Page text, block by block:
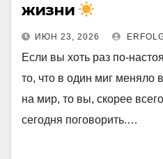
жизни
ИЮН 23, 2026
Если вы хоть раз по-
то, что в один миг меняло
на мир, то вы, скорее
сегодня поговорить.…